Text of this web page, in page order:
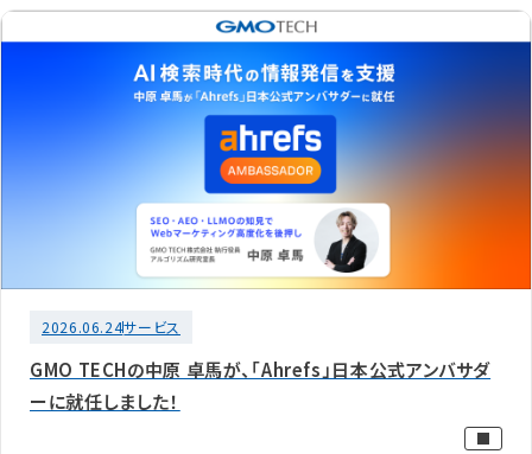
2026.06.24サービス
GMO TECHの中原 卓馬が、「Ahrefs」日本公式アンバサダ
ーに就任しました！